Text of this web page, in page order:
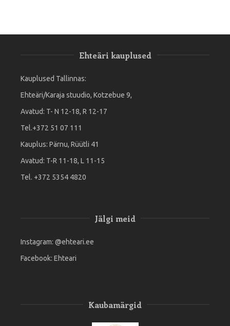
Ehteäri kauplused
Kauplused Tallinnas:
Ehteäri/Karaja stuudio, Kotzebue 9,
Avatud: T- N 12-18, R 12-17
Tel.+372 51 07 111
Kauplus: Pärnu, Rüütli 41
Avatud: T-R 11-18, L 11-15
Tel. +372 5354 4820
Jälgi meid
Instagram: @ehteari.ee
Facebook: Ehteari
Kaubamärgid